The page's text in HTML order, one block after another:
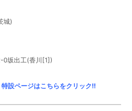
城)
0坂出工(香川[1])
設ページはこちらをクリック!!